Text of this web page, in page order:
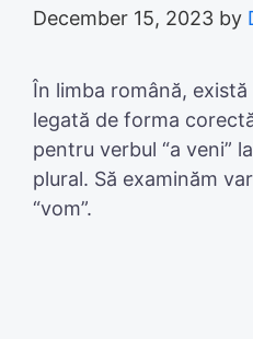
December 15, 2023 by
În limba română,
legată de forma
pentru verbul “a veni”
plural. Să examinăm
“vom”.